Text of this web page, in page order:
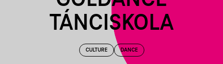
TÁNCISKOLA
CULTURE DANCE